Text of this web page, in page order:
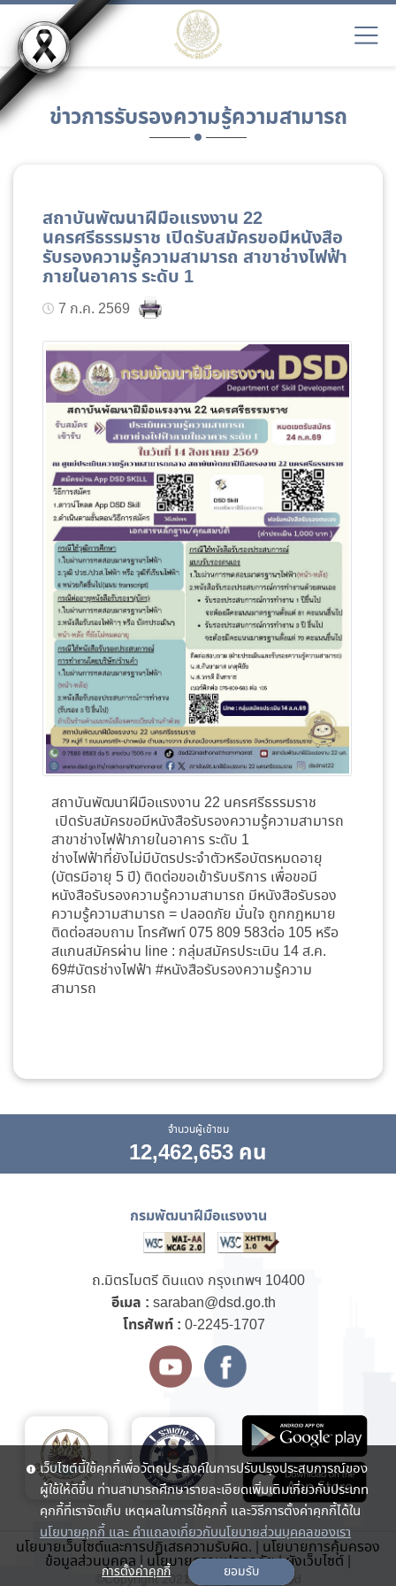
ข่าวการรับรองความรู้ความสามารถ
สถาบันพัฒนาฝีมือแรงงาน 22
นครศรีธรรมราช เปิดรับสมัครขอมีหนังสือ
รับรองความรู้ความสามารถ สาขาช่างไฟฟ้า
ภายในอาคาร ระดับ 1
7 ก.ค. 2569
สถาบันพัฒนาฝีมือแรงงาน 22 นครศรีธรรมราช
เปิดรับสมัครขอมีหนังสือรับรองความรู้ความสามารถ
สาขาช่างไฟฟ้าภายในอาคาร ระดับ 1
ช่างไฟฟ้าที่ยังไม่มีบัตรประจำตัวหรือบัตรหมดอายุ
(บัตรมีอายุ 5 ปี) ติดต่อขอเข้ารับบริการ เพื่อขอมี
หนังสือรับรองความรู้ความสามารถ มีหนังสือรับรอง
ความรู้ความสามารถ = ปลอดภัย มั่นใจ ถูกกฎหมาย
ติดต่อสอบถาม โทรศัพท์ 075 809 583ต่อ 105 หรือ
สแกนสมัครผ่าน line : กลุ่มสมัครประเมิน 14 ส.ค.
69#บัตรช่างไฟฟ้า #หนังสือรับรองความรู้ความ
สามารถ
จำนวนผู้เข้าชม
12,462,653 คน
กรมพัฒนาฝีมือแรงงาน
ถ.มิตรไมตรี ดินแดง กรุงเทพฯ 10400
อีเมล : saraban@dsd.go.th
โทรศัพท์ : 0-2245-1707
นโยบายเว็บไซต์และการปฏิเสธความรับผิด. | นโยบายการคุ้มครอง
ข้อมูลส่วนบุคคล | นโยบายความปลอดภัย|ผังเว็บไซต์ |
©Copyright 2021 . All rights reserved
เว็บไซต์นี้ใช้คุกกี้เพื่อวัตถุประสงค์ในการปรับปรุงประสบการณ์ของ
ผู้ใช้ให้ดีขึ้น ท่านสามารถศึกษารายละเอียดเพิ่มเติมเกี่ยวกับประเภท
คุกกี้ที่เราจัดเก็บ เหตุผลในการใช้คุกกี้ และวิธีการตั้งค่าคุกกี้ได้ใน
นโยบายคุกกี้ และ คำแถลงเกี่ยวกับนโยบายส่วนบุคคลของเรา
การตั้งค่าคุกกี้ ยอมรับ